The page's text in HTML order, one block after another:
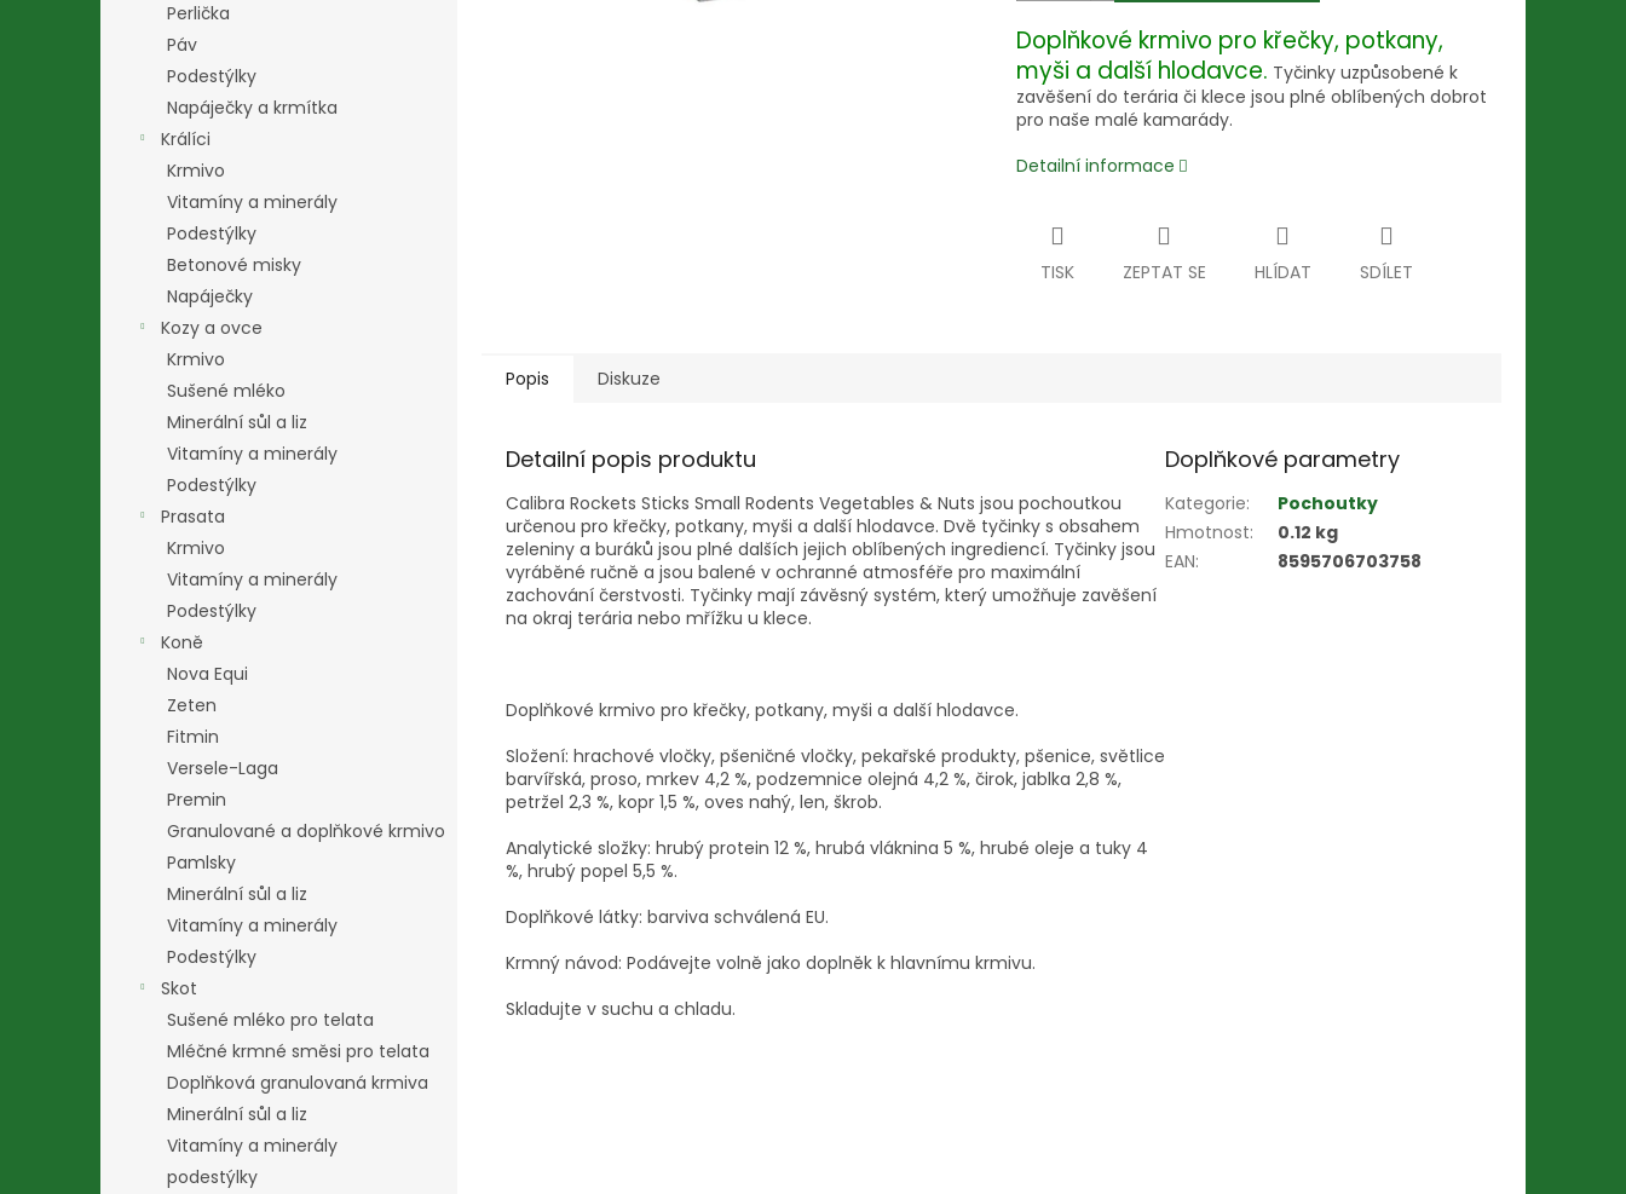
Perlička
Páv
Podestýlky
Napáječky a krmítka
Králíci
Krmivo
Vitamíny a minerály
Podestýlky
Betonové misky
Napáječky
Kozy a ovce
Krmivo
Sušené mléko
Minerální sůl a liz
Vitamíny a minerály
Podestýlky
Prasata
Krmivo
Vitamíny a minerály
Podestýlky
Koně
Nova Equi
Zeten
Fitmin
Versele-Laga
Premin
Granulované a doplňkové krmivo
Pamlsky
Minerální sůl a liz
Vitamíny a minerály
Podestýlky
Skot
Sušené mléko pro telata
Mléčné krmné směsi pro telata
Doplňková granulovaná krmiva
Minerální sůl a liz
Vitamíny a minerály
podestýlky
Doplňkové krmivo pro křečky, potkany,
myši a další hlodavce. Tyčinky uzpůsobené k
zavěšení do terária či klece jsou plné oblíbených dobrot
pro naše malé kamarády.
Detailní informace
TISK ZEPTAT SE HLÍDAT SDÍLET
Popis Diskuze
Detailní popis produktu
Calibra Rockets Sticks Small Rodents Vegetables & Nuts jsou pochoutkou
určenou pro křečky, potkany, myši a další hlodavce. Dvě tyčinky s obsahem
zeleniny a buráků jsou plné dalších jejich oblíbených ingrediencí. Tyčinky jsou
vyráběné ručně a jsou balené v ochranné atmosféře pro maximální
zachování čerstvosti. Tyčinky mají závěsný systém, který umožňuje zavěšení
na okraj terária nebo mřížku u klece.
Doplňkové krmivo pro křečky, potkany, myši a další hlodavce.
Složení: hrachové vločky, pšeničné vločky, pekařské produkty, pšenice, světlice
barvířská, proso, mrkev 4,2 %, podzemnice olejná 4,2 %, čirok, jablka 2,8 %,
petržel 2,3 %, kopr 1,5 %, oves nahý, len, škrob.
Analytické složky: hrubý protein 12 %, hrubá vláknina 5 %, hrubé oleje a tuky 4
%, hrubý popel 5,5 %.
Doplňkové látky: barviva schválená EU.
Krmný návod: Podávejte volně jako doplněk k hlavnímu krmivu.
Skladujte v suchu a chladu.
Doplňkové parametry
Kategorie:
Pochoutky
Hmotnost:
0.12 kg
EAN: 8595706703758